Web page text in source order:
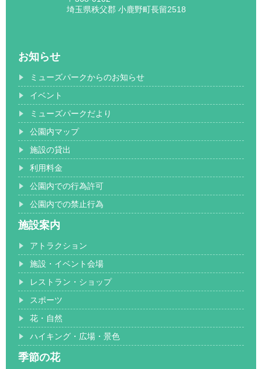
埼玉県秩父郡 小鹿野町長留2518
お知らせ
ミューズパークからのお知らせ
イベント
ミューズパークだより
公園内マップ
施設の貸出
利用料金
公園内での行為許可
公園内での禁止行為
施設案内
アトラクション
施設・イベント会場
レストラン・ショップ
スポーツ
花・自然
ハイキング・広場・景色
季節の花